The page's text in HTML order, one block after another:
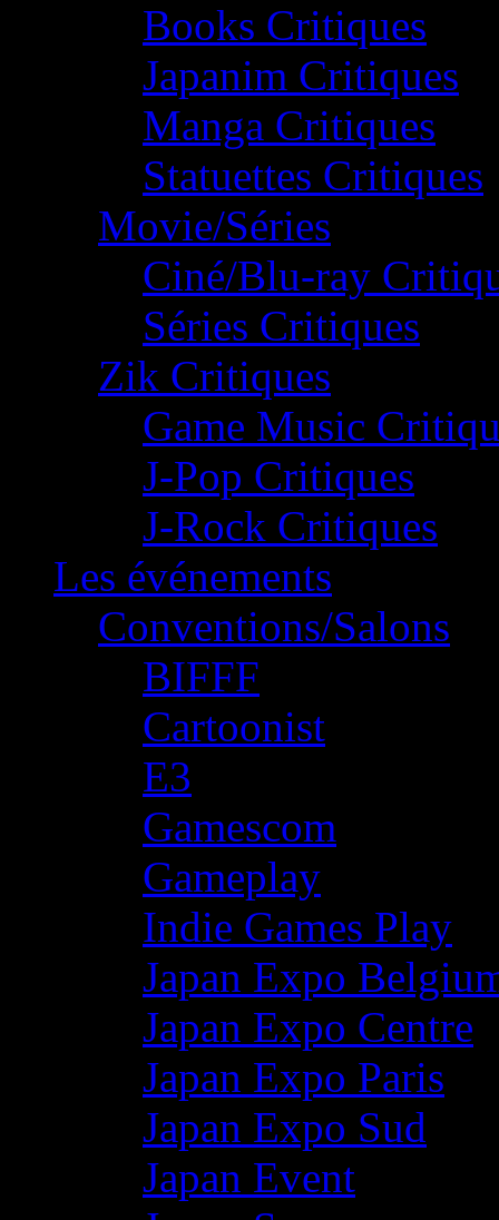
Books Critiques
Japanim Critiques
Manga Critiques
Statuettes Critiques
Movie/Séries
Ciné/Blu-ray
Séries Critiques
Zik Critiques
Game Music
J-Pop Critiques
J-Rock Critiques
Les événements
Conventions/Salons
BIFFF
Cartoonist
E3
Gamescom
Gameplay
Indie Games Play
Japan Expo
Japan Expo Centre
Japan Expo Paris
Japan Expo Sud
Japan Event